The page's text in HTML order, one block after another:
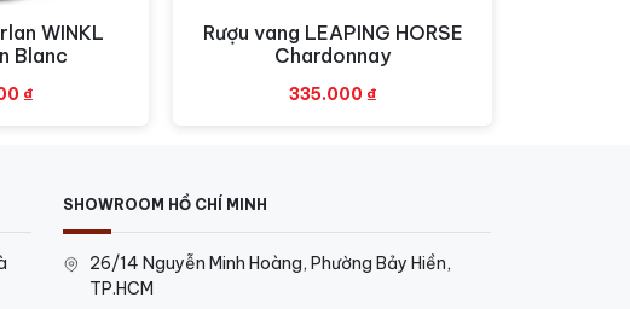
WINKL
Blanc
₫
Xem nhanh
Rượu vang LEAPING HORSE
Chardonnay
335.000 ₫
SHOWROOM HỒ CHÍ MINH
26/14 Nguyễn Minh Hoàng, Phường Bảy Hiền,
TP.HCM